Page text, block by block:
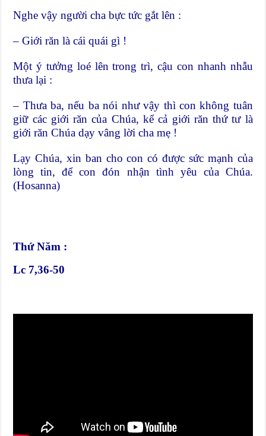
Nghe vậy người cha bực tức gắt lên :
– Giới răn là cái quái gì !
Một ý tưởng loé lên trong trì, cậu con nhanh nhẫu
thưa lại :
– Thưa ba, nếu ba nói như vậy thì con không tuân
giữ các giới răn của Chúa, kể cả giới răn thứ tư là
giới răn Chúa dạy vâng lời cha mẹ !
Lạy Chúa, xin ban cho con có được sức mạnh của
lòng tin, để con đón nhận tình yêu của Chúa.
(Hosanna)
Thứ Năm :
Lc 7,36-50